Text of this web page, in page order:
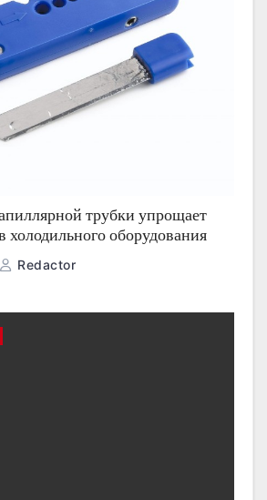
трубки упрощает
холодильного оборудования
Redactor